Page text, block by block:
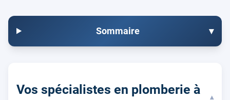
Sommaire ▾
Vos spécialistes en plomberie à